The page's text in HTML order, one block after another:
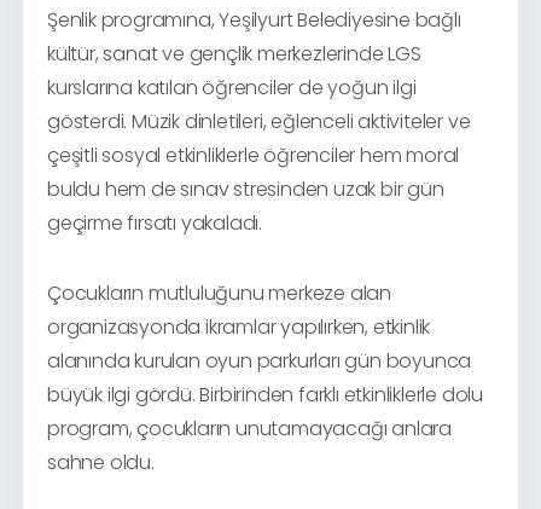
Şenlik programına, Yeşilyurt Belediyesine bağlı
kültür, sanat ve gençlik merkezlerinde LGS
kurslarına katılan öğrenciler de yoğun ilgi
gösterdi. Müzik dinletileri, eğlenceli aktiviteler ve
çeşitli sosyal etkinliklerle öğrenciler hem moral
buldu hem de sınav stresinden uzak bir gün
geçirme fırsatı yakaladı.
Çocukların mutluluğunu merkeze alan
organizasyonda ikramlar yapılırken, etkinlik
alanında kurulan oyun parkurları gün boyunca
büyük ilgi gördü. Birbirinden farklı etkinliklerle dolu
program, çocukların unutamayacağı anlara
sahne oldu.